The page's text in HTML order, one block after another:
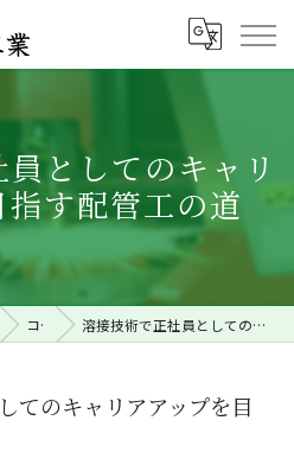
としてのキャリ
す配管工の道
コラム 溶接技術で正社員としてのキャリアアップを目指す配管工の道
てのキャリアアップを目